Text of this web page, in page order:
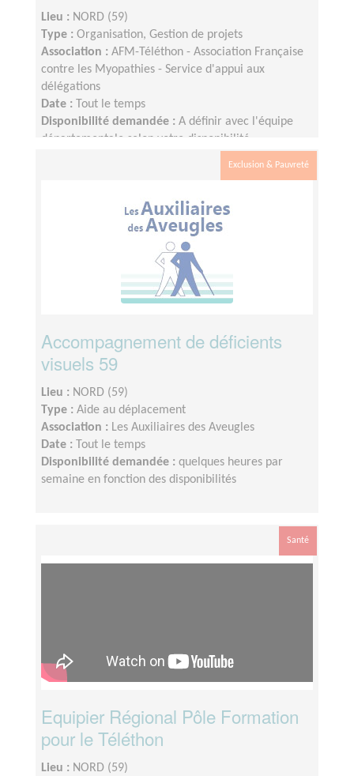
Lieu : NORD (59)
Type : Organisation, Gestion de projets
Association : AFM-Téléthon - Association Française
contre les Myopathies - Service d'appui aux
délégations
Date :
Tout le temps
Disponibilité demandée : A définir avec l'équipe
départementale selon votre disponibilité
Exclusion & Pauvreté
Accompagnement de déficients
visuels 59
Lieu : NORD (59)
Type : Aide au déplacement
Association : Les Auxiliaires des Aveugles
Date :
Tout le temps
Disponibilité demandée : quelques heures par
semaine en fonction des disponibilités
Santé
Equipier Régional Pôle Formation
pour le Téléthon
Lieu : NORD (59)